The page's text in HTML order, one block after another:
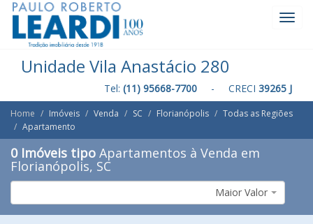
Unidade Vila Anastácio 280
Tel: (11) 95668-7700 - CRECI 39265 J
Home Imóveis Venda SC Florianópolis
Todas as Regiões
Apartamento
0 Imóveis tipo Apartamentos à Venda em
Florianópolis, SC
Maior Valor